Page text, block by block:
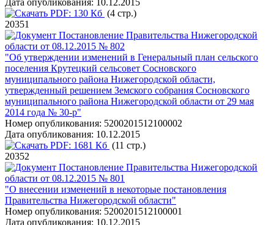
Дата опубликования: 10.12.2015
PDF: 130 Кб (4 стр.)
20351
Постановление Правительства Нижегородской
области от 08.12.2015 № 802
"Об утверждении изменений в Генеральный план сельского
поселения Крутецкий сельсовет Сосновского
муниципального района Нижегородской области,
утвержденный решением Земского собрания Сосновского
муниципального района Нижегородской области от 29 мая
2014 года № 30-р"
Номер опубликования: 5200201512100002
Дата опубликования: 10.12.2015
PDF: 1681 Кб (11 стр.)
20352
Постановление Правительства Нижегородской
области от 08.12.2015 № 801
"О внесении изменений в некоторые постановления
Правительства Нижегородской области"
Номер опубликования: 5200201512100001
Дата опубликования: 10.12.2015